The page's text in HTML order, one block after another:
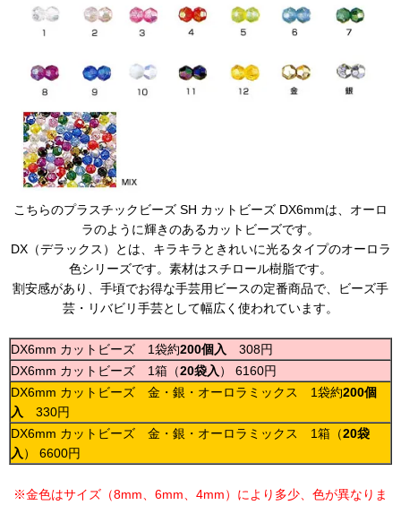
こちらのプラスチックビーズ SH カットビーズ DX6mmは、オーロ
ラのように輝きのあるカットビーズです。
DX（デラックス）とは、キラキラときれいに光るタイプのオーロラ
色シリーズです。素材はスチロール樹脂です。
割安感があり、手頃でお得な手芸用ビースの定番商品で、ビーズ手
芸・リバビリ手芸として幅広く使われています。
DX6mm カットビーズ 1袋約200個入
308円
DX6mm カットビーズ 1箱（20袋入 ） 6160円
DX6mm カットビーズ 金・銀・オーロラミックス 1袋約200個
入
330円
DX6mm カットビーズ 金・銀・オーロラミックス 1箱（20袋
入 ） 6600円
※金色はサイズ（8mm、6mm、4mm）により多少、色が異なりま